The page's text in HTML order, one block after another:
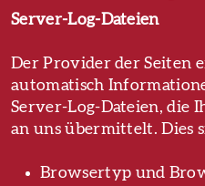
Server-Log-Dateien
Der Provider der Seiten
automatisch
Server-Log-Dateien, die
an uns übermittelt. Dies
Browsertyp und